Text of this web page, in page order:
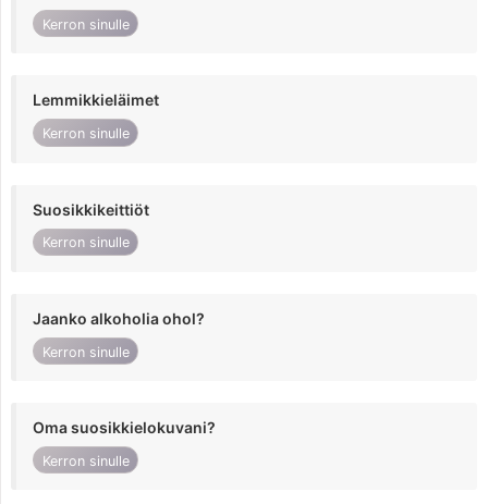
Kerron sinulle
Lemmikkieläimet
Kerron sinulle
Suosikkikeittiöt
Kerron sinulle
Jaanko alkoholia ohol?
Kerron sinulle
Oma suosikkielokuvani?
Kerron sinulle